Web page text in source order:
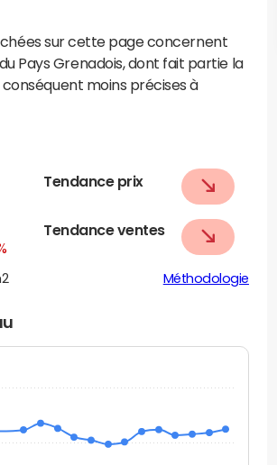
sur cette page concernent
Pays Grenadois, dont fait partie la
moins précises à
Tendance prix
Tendance ventes
Méthodologie